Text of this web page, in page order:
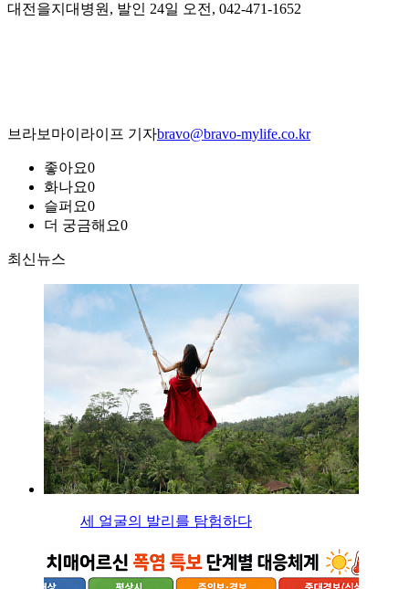
대전을지대병원, 발인 24일 오전, 042-471-1652
브라보마이라이프 기자bravo@bravo-mylife.co.kr
좋아요0
화나요0
슬퍼요0
더 궁금해요0
최신뉴스
세 얼굴의 발리를 탐험하다